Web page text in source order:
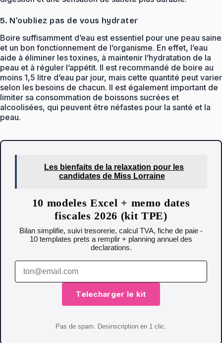
5. N’oubliez pas de vous hydrater
Boire suffisamment d’eau est essentiel pour une peau saine
et un bon fonctionnement de l’organisme. En effet, l’eau
aide à éliminer les toxines, à maintenir l’hydratation de la
peau et à réguler l’appétit. Il est recommandé de boire au
moins 1,5 litre d’eau par jour, mais cette quantité peut varier
selon les besoins de chacun. Il est également important de
limiter sa consommation de boissons sucrées et
alcoolisées, qui peuvent être néfastes pour la santé et la
peau.
Les bienfaits de la relaxation pour les
candidates de Miss Lorraine
10 modeles Excel + memo dates
fiscales 2026 (kit TPE)
Bilan simplifie, suivi tresorerie, calcul TVA, fiche de paie -
10 templates prets a remplir + planning annuel des
declarations.
Telecharger le kit
Pas de spam. Desinscription en 1 clic.